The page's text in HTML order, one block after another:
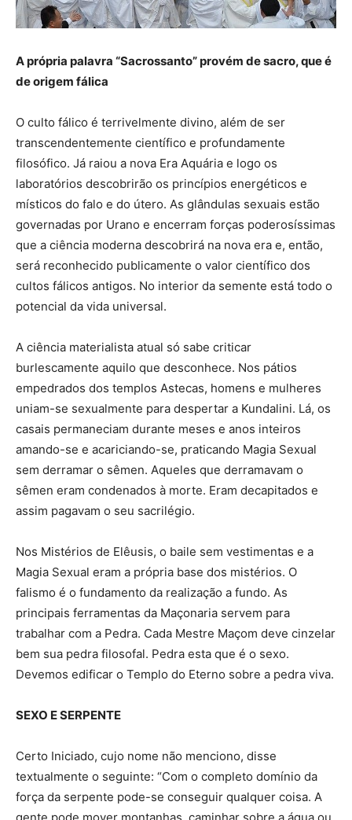
A própria palavra “Sacrossanto” provém de sacro, que é
de origem fálica
O culto fálico é terrivelmente divino, além de ser
transcendentemente científico e profundamente
filosófico. Já raiou a nova Era Aquária e logo os
laboratórios descobrirão os princípios energéticos e
místicos do falo e do útero. As glândulas sexuais estão
governadas por Urano e encerram forças poderosíssimas
que a ciência moderna descobrirá na nova era e, então,
será reconhecido publicamente o valor científico dos
cultos fálicos antigos. No interior da semente está todo o
potencial da vida universal.
A ciência materialista atual só sabe criticar
burlescamente aquilo que desconhece. Nos pátios
empedrados dos templos Astecas, homens e mulheres
uniam-se sexualmente para despertar a Kundalini. Lá, os
casais permaneciam durante meses e anos inteiros
amando-se e acariciando-se, praticando Magia Sexual
sem derramar o sêmen. Aqueles que derramavam o
sêmen eram condenados à morte. Eram decapitados e
assim pagavam o seu sacrilégio.
Nos Mistérios de Elêusis, o baile sem vestimentas e a
Magia Sexual eram a própria base dos mistérios. O
falismo é o fundamento da realização a fundo. As
principais ferramentas da Maçonaria servem para
trabalhar com a Pedra. Cada Mestre Maçom deve cinzelar
bem sua pedra filosofal. Pedra esta que é o sexo.
Devemos edificar o Templo do Eterno sobre a pedra viva.
SEXO E SERPENTE
Certo Iniciado, cujo nome não menciono, disse
textualmente o seguinte: “Com o completo domínio da
força da serpente pode-se conseguir qualquer coisa. A
gente pode mover montanhas, caminhar sobre a água ou